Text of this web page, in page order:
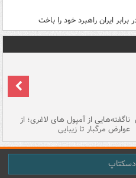
ایران راهبرد خود را باخت
ناگفته‌هایی از آمپول های لاغری؛ از
عوارض مرگبار تا زیبایی